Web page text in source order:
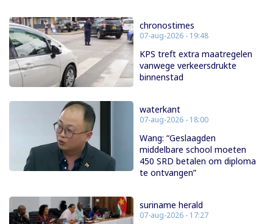
chronostimes
07-aug-2026 - 19:48
KPS treft extra maatregelen
vanwege verkeersdrukte
binnenstad
waterkant
07-aug-2026 - 18:00
Wang: “Geslaagden
middelbare school moeten
450 SRD betalen om diploma
te ontvangen”
suriname herald
07-aug-2026 - 17:27